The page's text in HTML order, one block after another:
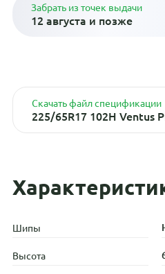
Забрать из точек выдачи
12 августа и позже
Скачать файл спецификации
225/65R17 102H Ventus
Шипы
Высота